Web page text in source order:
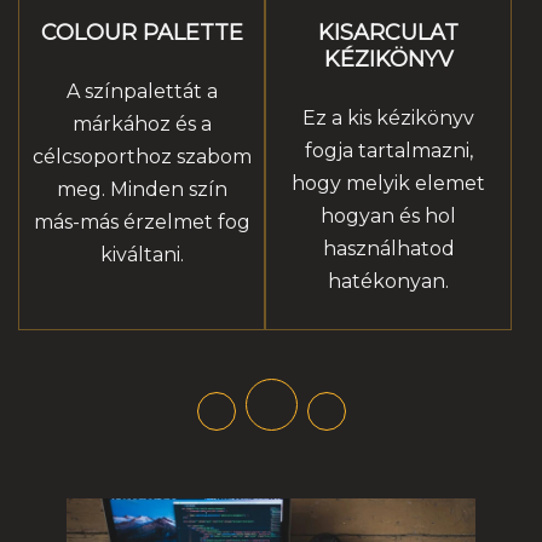
COLOUR PALETTE
A színpalettát a
márkához és a
célcsoporthoz szabom
meg. Minden szín
más-más érzelmet fog
kiváltani.
KISARCULAT
KÉZIKÖNYV
Ez a kis kézikönyv
fogja tartalmazni,
hogy melyik elemet
hogyan és hol
használhatod
hatékonyan.